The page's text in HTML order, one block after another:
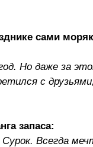
сами
Но даже за
с
запаса:
Сурок. Всегда